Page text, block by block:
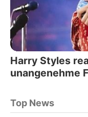
Harry Styles
unangenehme
Top News